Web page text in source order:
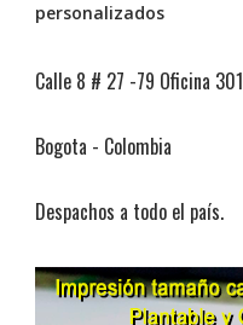
personalizados
Calle 8 # 27 -79 Oficina 301
Bogota - Colombia
Despachos a todo el país.